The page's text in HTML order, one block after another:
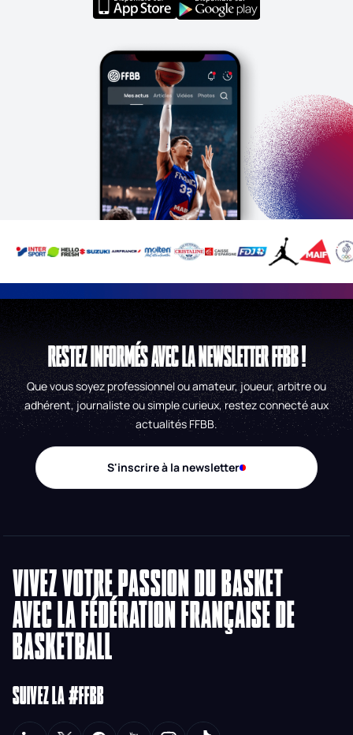
RESTEZ INFORMÉS AVEC LA NEWSLETTER FFBB !
Que vous soyez professionnel ou amateur, joueur, arbitre ou
adhérent, journaliste ou simple curieux, restez connecté aux
actualités FFBB.
S'inscrire à la newsletter
VIVEZ VOTRE PASSION DU BASKET
AVEC LA FÉDÉRATION FRANÇAISE DE
BASKETBALL
SUIVEZ LA #FFBB